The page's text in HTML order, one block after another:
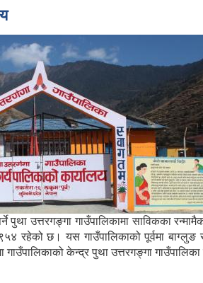
पुथा उत्तरगङ्गा गाउँपालिकामा साविकका
छ। यस गाउँपालिकाको पूर्वमा बाग्लुङ र
गाउँपालिकाको केन्द्र पुथा उत्तरगङ्गा